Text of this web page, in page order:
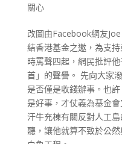
關心
改圖由Facebook網友
結香港基金之邀，為支
時罵聲四起，網民批評
首」的聲譽。 先向大家
是否僅是收錢辦事。也
是好事，才仗義為基金
汗牛充棟有關反對人工
聽，讓他就算不致於公